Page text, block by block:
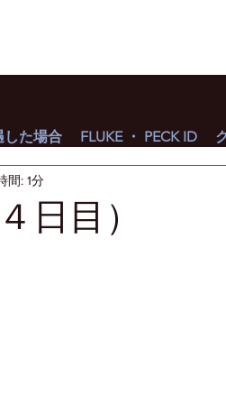
日目）
間: 1分
した場合 FLUKE ・ PECK ID